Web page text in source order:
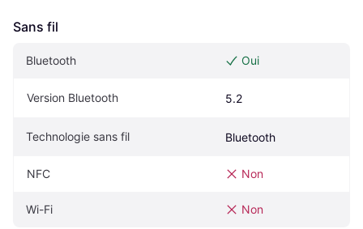
Sans fil
Bluetooth Oui
Version Bluetooth 5.2
Technologie sans fil Bluetooth
NFC Non
Wi-Fi Non